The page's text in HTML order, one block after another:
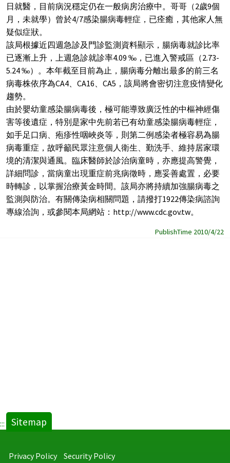
日就醫，目前病況穩定仍在一般病房治療中。哥哥（2歲9個
月，未就學）曾於4/7感染腸病毒輕症，已痊癒，其他家人無
疑似症狀。
該局根據近四週急診及門診監測資料顯示，腸病毒就診比率
已逐漸上升，上週急診就診率4.09 ‰，已進入警戒區（2.73-
5.24 ‰）。本年截至目前為止，腸病毒分離出最多的前三名
病毒株依序為CA4、CA16、CA5，該局將會密切注意疫情變化
趨勢。
由於嬰幼童感染腸病毒後，極可能導致廣泛性的中樞神經傷
害等後遺症，特別是家中先前若已有幼童感染腸病毒輕症，
如手足口病、疱疹性咽峽炎等，則第二例感染者極容易為腸
病毒重症，故呼籲民眾注意個人衛生、勤洗手、維持居家環
境的清潔與通風。臨床醫師於診治病童時，亦應提高警覺，
詳細問診，當病童出現重症前兆病徵時，應妥善處置，必要
時轉診，以掌握治療黃金時間。該局亦將持續加強腸病毒之
監測與防治。有關傳染病相關問題，請撥打1922傳染病諮詢
專線洽詢，或參閱本局網站：http://www.cdc.gov.tw。
PublishTime 2010/4/22
::: Sitemap
Privacy Policy Security Policy